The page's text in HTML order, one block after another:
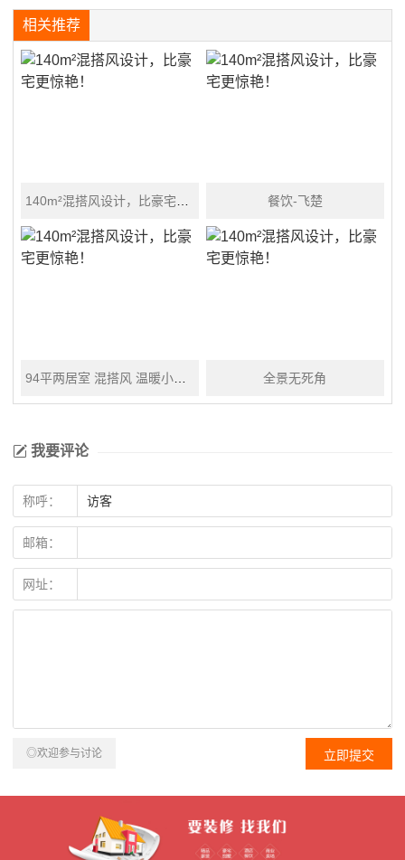
相关推荐
餐饮-飞楚
全景无死角
我要评论
称呼：
邮箱：
网址：
◎欢迎参与讨论